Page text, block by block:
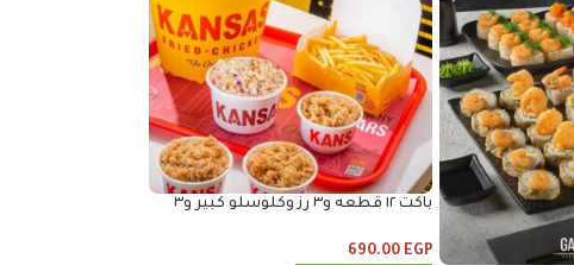
باكت ١٢ قطعه و٣ رز وكلوسلو كبير و٣
690.00 EGP